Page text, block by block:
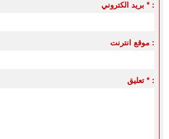
بريد الكتروني * :
موقع انترنت :
تعليق * :